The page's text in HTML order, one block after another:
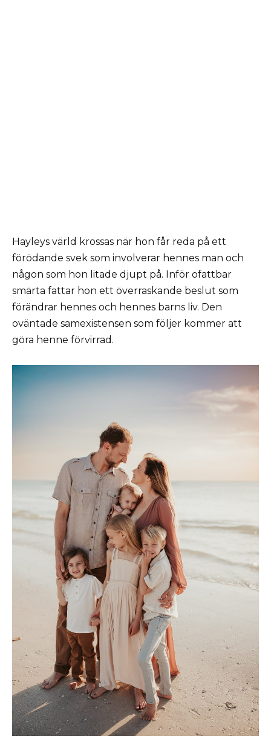
Hayleys värld krossas när hon får reda på ett
förödande svek som involverar hennes man och
någon som hon litade djupt på. Inför ofattbar
smärta fattar hon ett överraskande beslut som
förändrar hennes och hennes barns liv. Den
oväntade samexistensen som följer kommer att
göra henne förvirrad.